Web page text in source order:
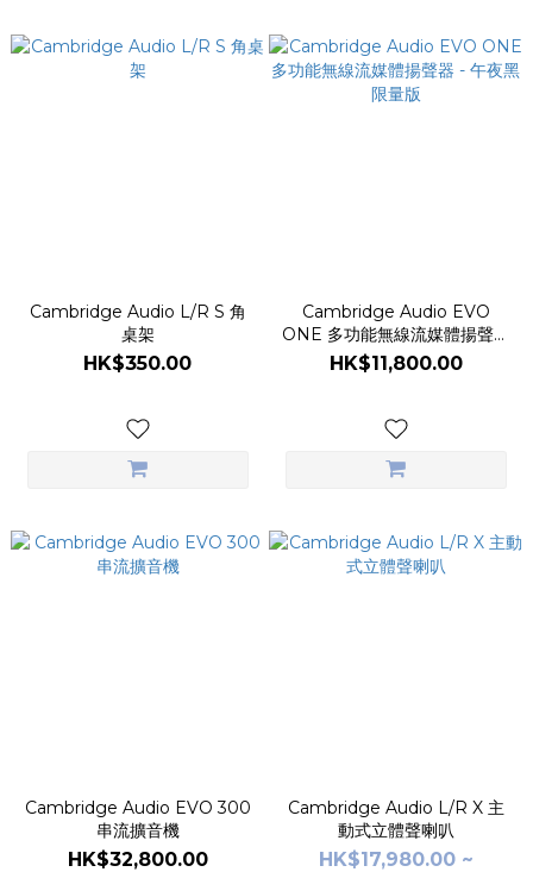
Cambridge Audio L/R S 角
桌架
HK$350.00
Cambridge Audio EVO
ONE 多功能無線流媒體揚聲器
- 午夜黑 限量版
HK$11,800.00
Cambridge Audio EVO 300
串流擴音機
HK$32,800.00
Cambridge Audio L/R X 主
動式立體聲喇叭
HK$17,980.00 ~